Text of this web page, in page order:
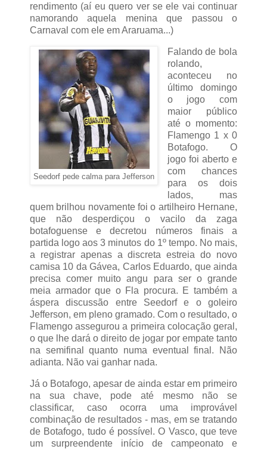
rendimento (aí eu quero ver se ele vai continuar
namorando aquela menina que passou o
Carnaval com ele em Araruama...)
Seedorf pede calma para Jefferson
Falando de bola
rolando,
aconteceu no
último domingo
o jogo com
maior público
até o momento:
Flamengo 1 x 0
Botafogo. O
jogo foi aberto e
com chances
para os dois
lados, mas
quem brilhou novamente foi o artilheiro Hernane,
que não desperdiçou o vacilo da zaga
botafoguense e decretou números finais a
partida logo aos 3 minutos do 1º tempo. No mais,
a registrar apenas a discreta estreia do novo
camisa 10 da Gávea, Carlos Eduardo, que ainda
precisa comer muito angu para ser o grande
meia armador que o Fla procura. E também a
áspera discussão entre Seedorf e o goleiro
Jefferson, em pleno gramado. Com o resultado, o
Flamengo assegurou a primeira colocação geral,
o que lhe dará o direito de jogar por empate tanto
na semifinal quanto numa eventual final. Não
adianta. Não vai ganhar nada.
Já o Botafogo, apesar de ainda estar em primeiro
na sua chave, pode até mesmo não se
classificar, caso ocorra uma improvável
combinação de resultados - mas, em se tratando
de Botafogo, tudo é possível. O Vasco, que teve
um surpreendente início de campeonato e